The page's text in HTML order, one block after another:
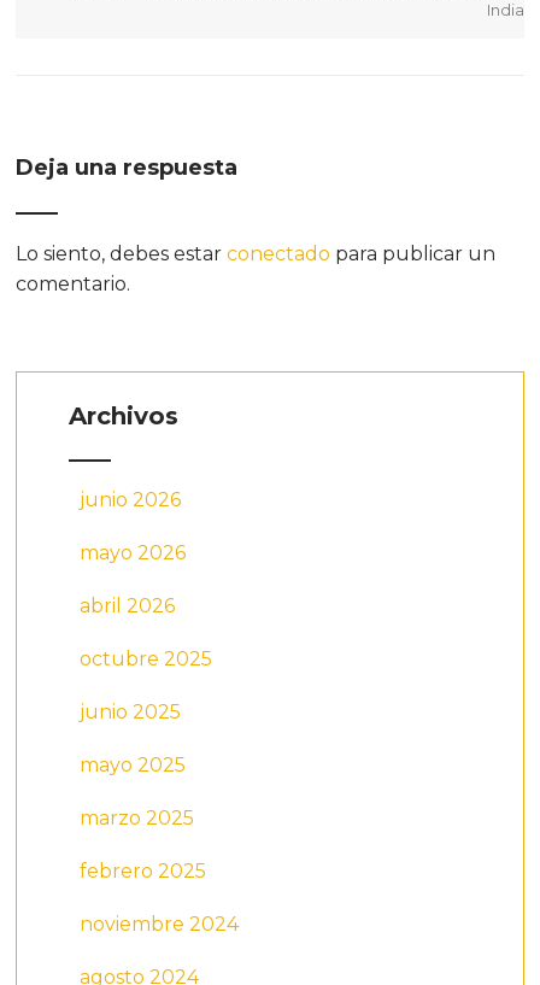
India
Deja una respuesta
Lo siento, debes estarconectado para publicar un
comentario.
Archivos
junio 2026
mayo 2026
abril 2026
octubre 2025
junio 2025
mayo 2025
marzo 2025
febrero 2025
noviembre 2024
agosto 2024